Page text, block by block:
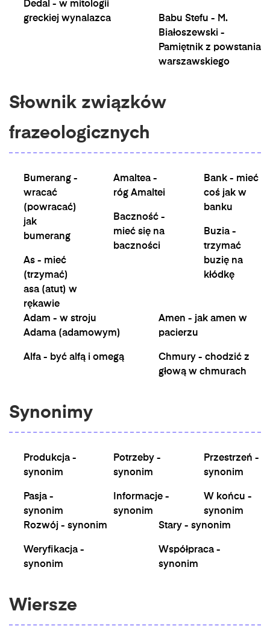
Dedal - w mitologii
greckiej wynalazca
Babu Stefu - M.
Białoszewski -
Pamiętnik z powstania
warszawskiego
Słownik związków
frazeologicznych
Bumerang -
wracać
(powracać)
jak
bumerang
As - mieć
(trzymać)
asa (atut) w
rękawie
Amaltea -
róg Amaltei
Baczność -
mieć się na
baczności
Bank - mieć
coś jak w
banku
Buzia -
trzymać
buzię na
kłódkę
Adam - w stroju
Adama (adamowym)
Alfa - być alfą i omegą
Amen - jak amen w
pacierzu
Chmury - chodzić z
głową w chmurach
Synonimy
Produkcja -
synonim
Pasja -
synonim
Potrzeby -
synonim
Informacje -
synonim
Przestrzeń -
synonim
W końcu -
synonim
Rozwój - synonim
Weryfikacja -
synonim
Stary - synonim
Współpraca -
synonim
Wiersze